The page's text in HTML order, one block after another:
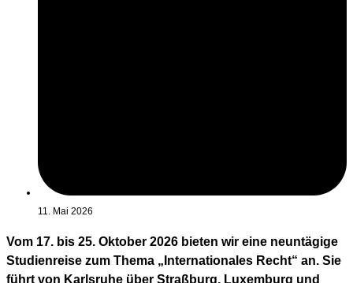
11. Mai 2026
Vom 17. bis 25. Oktober 2026 bieten wir eine neuntägige
Studienreise zum Thema „Internationales Recht“ an. Sie
führt von Karlsruhe über Straßburg, Luxemburg und